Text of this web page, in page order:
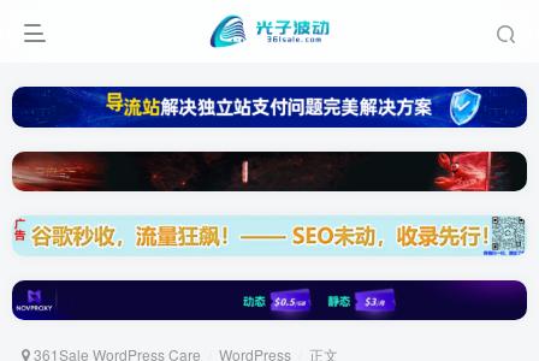
361Sale WordPress Care WordPress 正文